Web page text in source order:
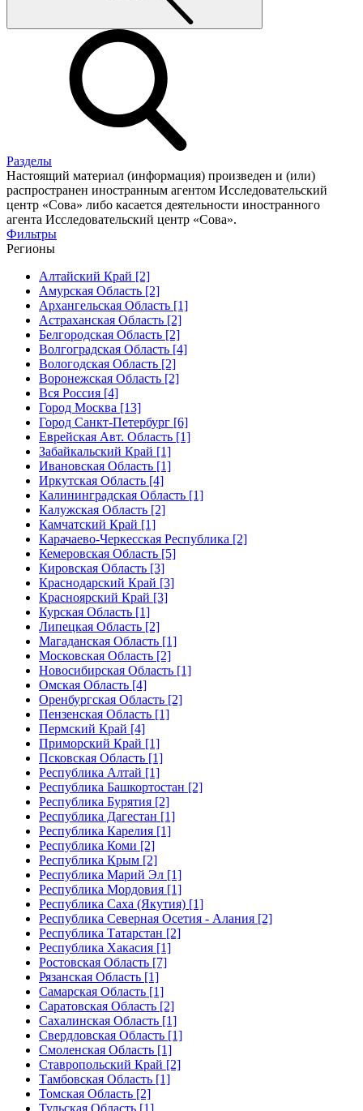
Разделы
Настоящий материал (информация) произведен и (или)
распространен иностранным агентом Исследовательский
центр «Сова» либо касается деятельности иностранного
агента Исследовательский центр «Сова».
Фильтры
Регионы
Алтайский Край [2]
Амурская Область [2]
Архангельская Область [1]
Астраханская Область [2]
Белгородская Область [2]
Волгоградская Область [4]
Вологодская Область [2]
Воронежская Область [2]
Вся Россия [4]
Город Москва [13]
Город Санкт-Петербург [6]
Еврейская Авт. Область [1]
Забайкальский Край [1]
Ивановская Область [1]
Иркутская Область [4]
Калининградская Область [1]
Калужская Область [2]
Камчатский Край [1]
Карачаево-Черкесская Республика [2]
Кемеровская Область [5]
Кировская Область [3]
Краснодарский Край [3]
Красноярский Край [3]
Курская Область [1]
Липецкая Область [2]
Магаданская Область [1]
Московская Область [2]
Новосибирская Область [1]
Омская Область [4]
Оренбургская Область [2]
Пензенская Область [1]
Пермский Край [4]
Приморский Край [1]
Псковская Область [1]
Республика Алтай [1]
Республика Башкортостан [2]
Республика Бурятия [2]
Республика Дагестан [1]
Республика Карелия [1]
Республика Коми [2]
Республика Крым [2]
Республика Марий Эл [1]
Республика Мордовия [1]
Республика Саха (Якутия) [1]
Республика Северная Осетия - Алания [2]
Республика Татарстан [2]
Республика Хакасия [1]
Ростовская Область [7]
Рязанская Область [1]
Самарская Область [1]
Саратовская Область [2]
Сахалинская Область [1]
Свердловская Область [1]
Смоленская Область [1]
Ставропольский Край [2]
Тамбовская Область [1]
Томская Область [2]
Тульская Область [1]